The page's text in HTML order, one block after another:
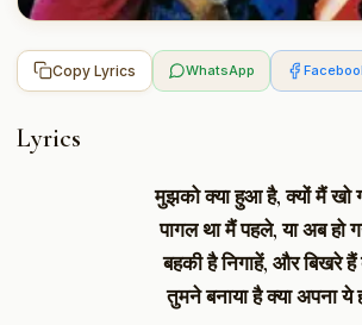
Copy Lyrics WhatsApp
Lyrics
मुझको क्या हुआ है,क्यों मैं खो
पागल था मैं पहले,या अब हो
बहकी है निगाहें, और बिखरे हैं
तुमने बनाया है क्या अपना ये